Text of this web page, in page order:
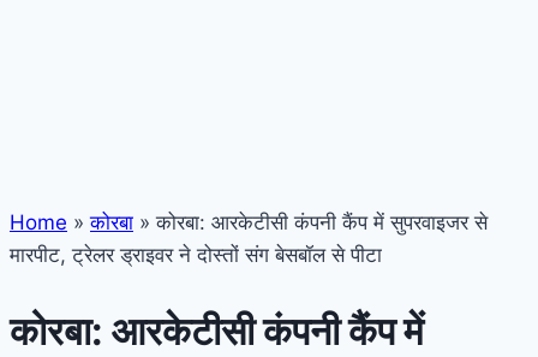
Home » कोरबा » कोरबा: आरकेटीसी कंपनी कैंप में सुपरवाइजर से
मारपीट, ट्रेलर ड्राइवर ने दोस्तों संग बेसबॉल से पीटा
कोरबा: आरकेटीसी कंपनी कैंप में